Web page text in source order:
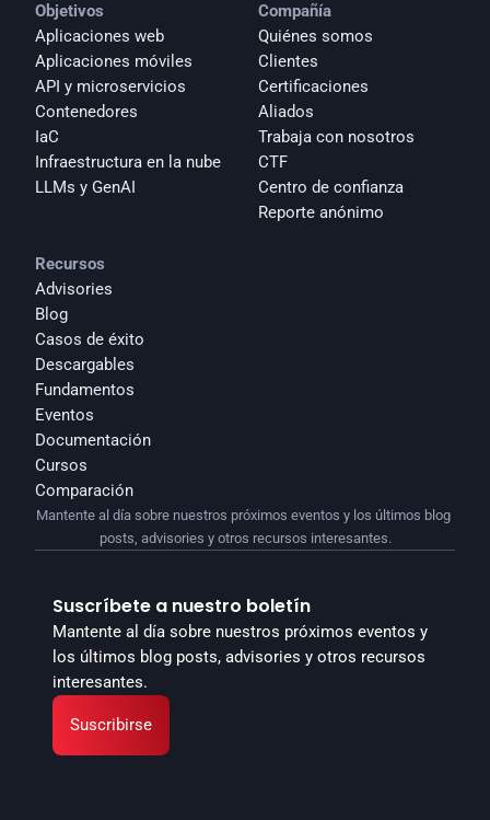
Objetivos
Aplicaciones web
Aplicaciones móviles
API y microservicios
Contenedores
IaC
Infraestructura en la nube
LLMs y GenAI
Compañía
Quiénes somos
Clientes
Certificaciones
Aliados
Trabaja con nosotros
CTF
Centro de confianza
Reporte anónimo
Recursos
Advisories
Blog
Casos de éxito
Descargables
Fundamentos
Eventos
Documentación
Cursos
Comparación
Suscríbete a nuestro boletín
Mantente al día sobre nuestros próximos eventos y
los últimos blog posts, advisories y otros recursos
interesantes.
Suscribirse
Mantente al día sobre nuestros próximos eventos y los últimos blog
posts, advisories y otros recursos interesantes.